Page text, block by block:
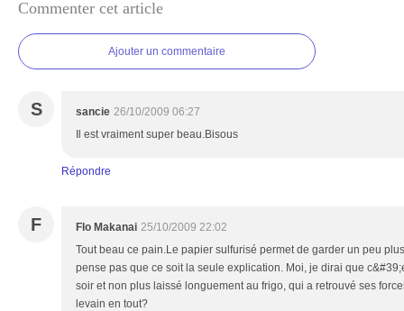
Commenter cet article
Ajouter un commentaire
S sancie 26/10/2009 06:27
Il est vraiment super beau.Bisous
Répondre
F Flo Makanai 25/10/2009 22:02
Tout beau ce pain.Le papier sulfurisé permet de garder un peu
pense pas que ce soit la seule explication. Moi, je dirai que
soir et non plus laissé longuement au frigo, qui a retrouvé ses
levain en tout?